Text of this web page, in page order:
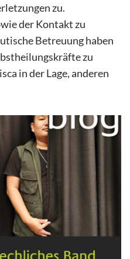
zu.
der Kontakt zu
Betreuung haben
zu
in der Lage, anderen